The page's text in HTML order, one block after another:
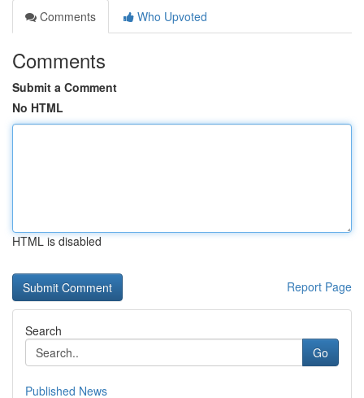
Comments
Who Upvoted
Comments
Submit a Comment
No HTML
HTML is disabled
Report Page
Search
Go
Published News